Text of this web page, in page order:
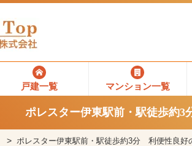
戸建一覧 マンション一覧
ポレスター伊東駅前・駅徒歩約
ポレスター伊東駅前・駅徒歩約3分 利便性良好